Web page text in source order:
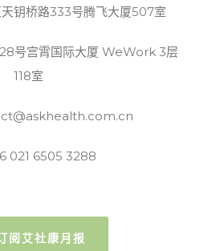
钥桥路333号腾飞大厦507室
号宫霄国际大厦 WeWork 3层
118室
021 6505 3288
阅艾社康月报